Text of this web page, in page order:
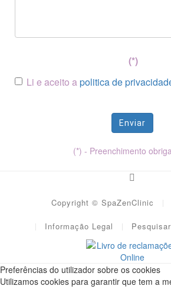
(*)
Li e aceito apolitica de
Enviar
(*) - Preenchimento
Copyright © SpaZenClinic
Informação Legal Pesquisar
Preferências do utilizador sobre os cookies
Utilizamos cookies para garantir que tem a